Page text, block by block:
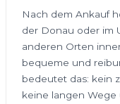
Nach dem Ankauf
der Donau oder im
anderen Orten
bequeme und
bedeutet das: kein
keine langen Wege